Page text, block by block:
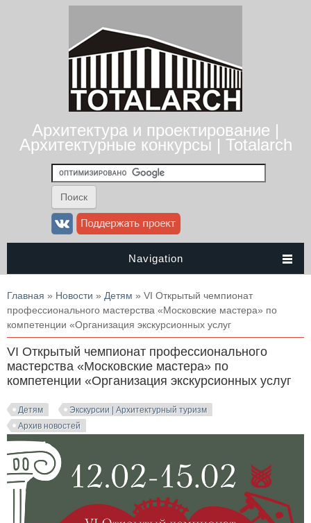
Архитектура и проектирование |
Архитектурные конкурсы | Totalarch
Navigation
Вы здесь
Главная » Новости » Детям » VI Открытый чемпионат
профессионального мастерства «Московские мастера» по
компетенции «Организация экскурсионных услуг
VI Открытый чемпионат профессионального
мастерства «Московские мастера» по
компетенции «Организация экскурсионных услуг
Детям
Экскурсии | Архитектурный туризм
Архив новостей